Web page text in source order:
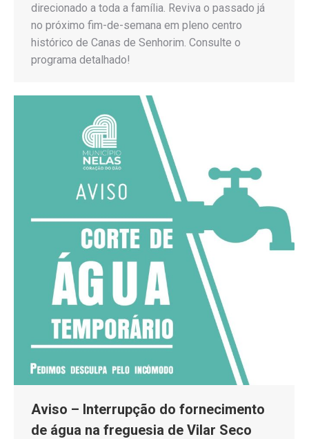
direcionado a toda a família. Reviva o passado já
no próximo fim-de-semana em pleno centro
histórico de Canas de Senhorim. Consulte o
programa detalhado!
Aviso – Interrupção do fornecimento
de água na freguesia de Vilar Seco